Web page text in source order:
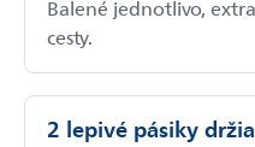
Balené jednotlivo,
cesty.
2 lepivé pásiky